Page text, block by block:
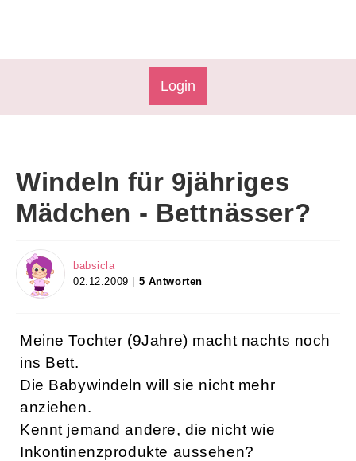
Login
Windeln für 9jähriges
Mädchen - Bettnässer?
babsicla
02.12.2009 | 5 Antworten
Meine Tochter (9Jahre) macht nachts noch
ins Bett.
Die Babywindeln will sie nicht mehr
anziehen.
Kennt jemand andere, die nicht wie
Inkontinenzprodukte aussehen?